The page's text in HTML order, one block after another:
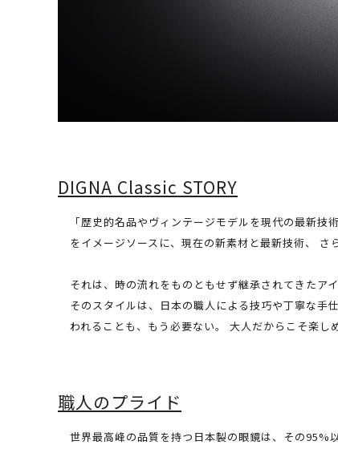
DIGNA Classic STORY
「歴史的名品やヴィンテージモデルを現代の最新
をイメージソースに、現在の新素材と最新技術、 さ
それは、時の流れをものともせず継承されてきたア
そのスタイルは、日本の職人による技巧や丁寧な手
われることも、もう必要ない。 大人だからこそ楽し
職人のプライド
世界最高峰の品質を持つ日本製の眼鏡は、その